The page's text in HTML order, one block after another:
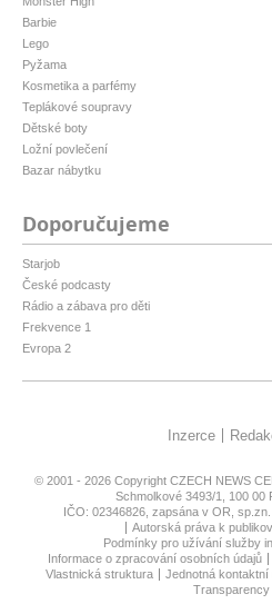
Barbie
Lego
Pyžama
Kosmetika a parfémy
Teplákové soupravy
Dětské boty
Ložní povlečení
Bazar nábytku
Doporučujeme
Starjob
České podcasty
Rádio a zábava pro děti
Frekvence 1
Evropa 2
Inzerce
© 2001 - 2026 Copyright CZECH NEWS
Schmolkové 3493/1, 100 00
IČO: 02346826, zapsána v OR,
Autorská práva k
Podmínky pro užívání služby
Informace o zpracování osobních údajů
Vlastnická struktura
Jednotná kontaktní
Transparency